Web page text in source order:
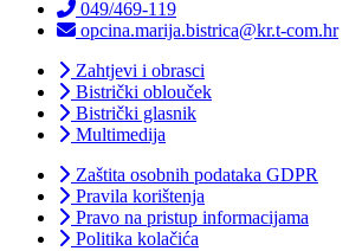
049/469-119
opcina.marija.bistrica@kr.t-com.hr
Zahtjevi i obrasci
Bistrički oblouček
Bistrički glasnik
Multimedija
Zaštita osobnih podataka GDPR
Pravila korištenja
Pravo na pristup informacijama
Politika kolačića